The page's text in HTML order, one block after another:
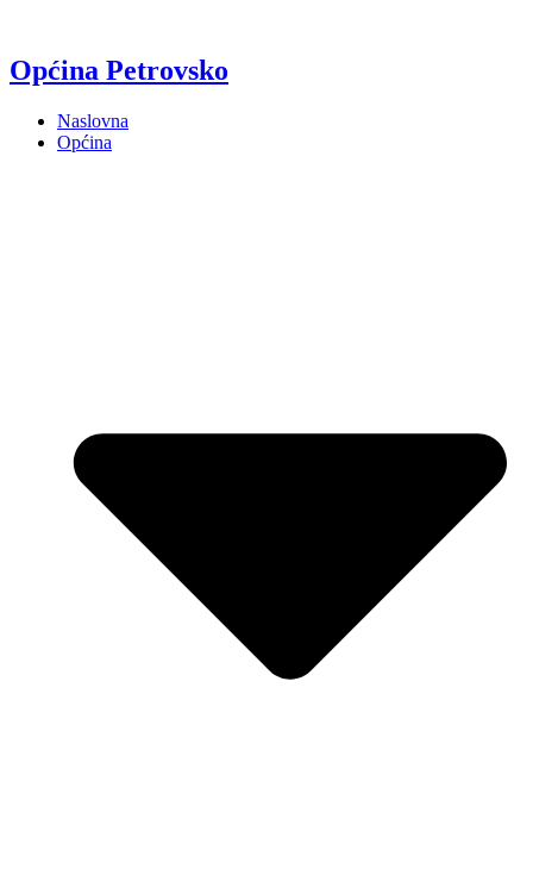
Općina Petrovsko
Naslovna
Općina